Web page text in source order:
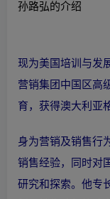
孙路弘的介绍
现为美国培训与发
营销集团中国区高
育，获得澳大利亚
身为营销及销售行
销售经验，同时对
研究和探索。他专